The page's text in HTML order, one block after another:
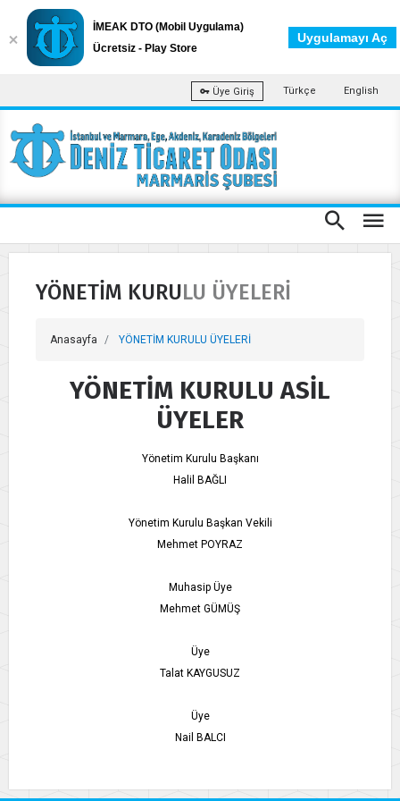
Üye Giriş Türkçe English
YÖNETİM KURULU ÜYELERİ
Anasayfa YÖNETİM KURULU ÜYELERİ
YÖNETİM KURULU ASİL
ÜYELER
Yönetim Kurulu Başkanı
Halil BAĞLI
Yönetim Kurulu Başkan Vekili
Mehmet POYRAZ
Muhasip Üye
Mehmet GÜMÜŞ
Üye
Talat KAYGUSUZ
Üye
Nail BALCI
İMEAK DTO (Mobil Uygulama)
Ücretsiz - Play Store
Uygulamayı Aç